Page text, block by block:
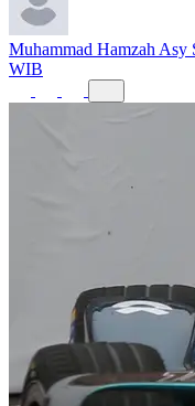
Muhammad Hamzah Asy
WIB